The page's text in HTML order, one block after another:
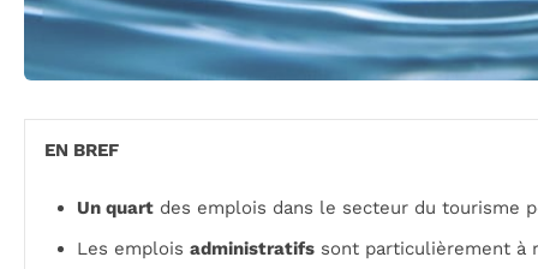
EN BREF
Un quart des emplois dans le secteur du tourisme
Les emplois administratifs sont particulièrement à